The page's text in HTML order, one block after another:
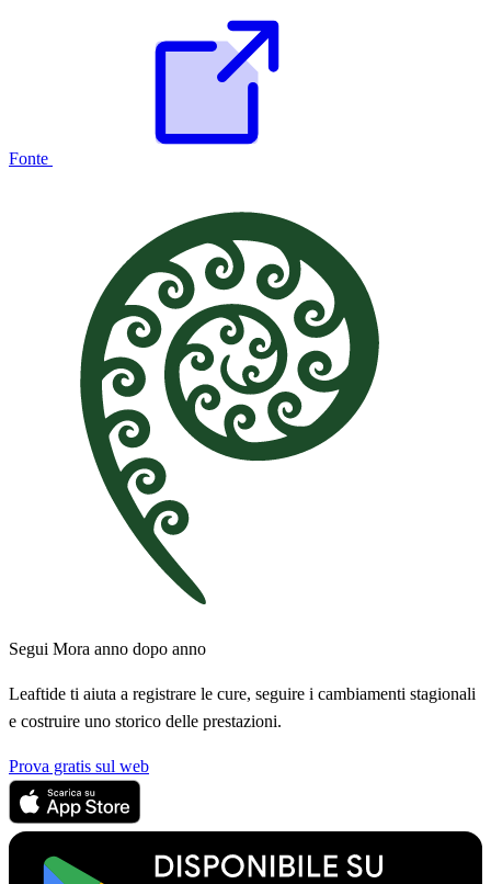
Fonte
Segui Mora anno dopo anno
Leaftide ti aiuta a registrare le cure, seguire i cambiamenti stagionali
e costruire uno storico delle prestazioni.
Prova gratis sul web